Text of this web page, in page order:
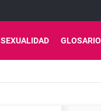
SEXUALIDAD GLOSARIO